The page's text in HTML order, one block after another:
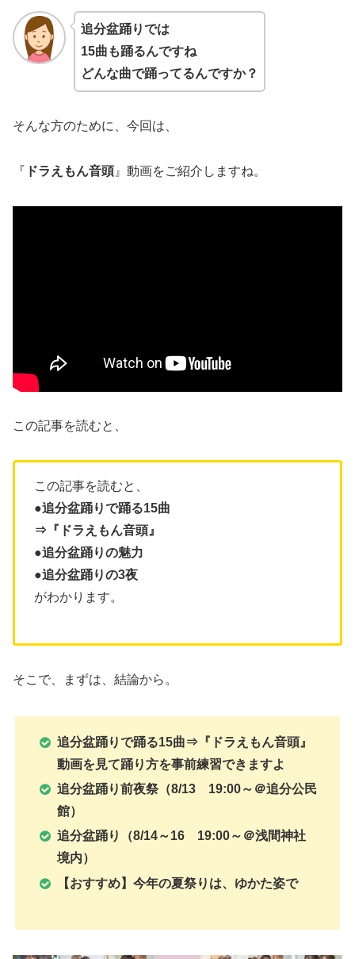
追分盆踊りでは
15曲も踊るんですね
どんな曲で踊ってるんですか？
そんな方のために、今回は、
『 ドラえもん音頭 』動画をご紹介しますね。
この記事を読むと、
この記事を読むと、
●追分盆踊りで踊る15曲
⇒『 ドラえもん音頭 』
●追分盆踊りの魅力
●追分盆踊りの3夜
がわかります。
そこで、まずは、結論から。
追分盆踊りで踊る15曲⇒『 ドラえもん音頭 』
動画を見て踊り方を事前練習できますよ
追分盆踊り前夜祭（8/13 19:00～＠追分公民
館）
追分盆踊り（8/14～16 19:00～＠浅間神社
境内）
【おすすめ】今年の夏祭りは、ゆかた姿で